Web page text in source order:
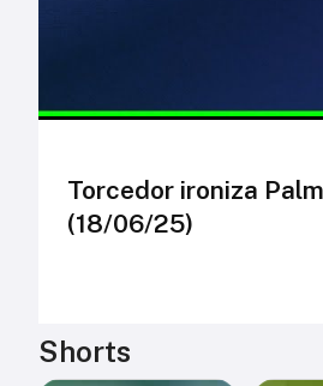
Torcedor ironiza
(18/06/25)
Shorts